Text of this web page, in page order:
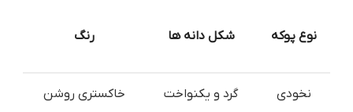
نوع پوکه شکل دانه ها رنگ
نخودی گرد و یکنواخت خاکستری روشن